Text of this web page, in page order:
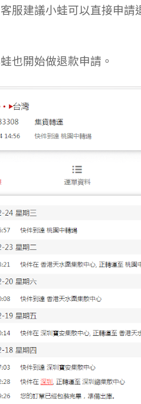
服建議小蛙可以直接申請
也開始做退款申請。